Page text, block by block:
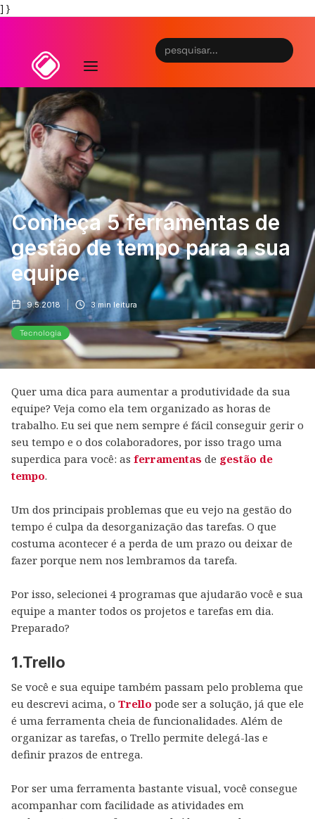
] }
Conheça 5 ferramentas de
gestão de tempo para a sua
equipe
9.5.2018 3 min leitura
Tecnologia
Quer uma dica para aumentar a produtividade da sua
equipe? Veja como ela tem organizado as horas de
trabalho. Eu sei que nem sempre é fácil conseguir gerir o
seu tempo e o dos colaboradores, por isso trago uma
superdica para você: as ferramentas de gestão de
tempo.
Um dos principais problemas que eu vejo na gestão do
tempo é culpa da desorganização das tarefas. O que
costuma acontecer é a perda de um prazo ou deixar de
fazer porque nem nos lembramos da tarefa.
Por isso, selecionei 4 programas que ajudarão você e sua
equipe a manter todos os projetos e tarefas em dia.
Preparado?
1.Trello
Se você e sua equipe também passam pelo problema que
eu descrevi acima, o Trello pode ser a solução, já que ele
é uma ferramenta cheia de funcionalidades. Além de
organizar as tarefas, o Trello permite delegá-las e
definir prazos de entrega.
Por ser uma ferramenta bastante visual, você consegue
acompanhar com facilidade as atividades em